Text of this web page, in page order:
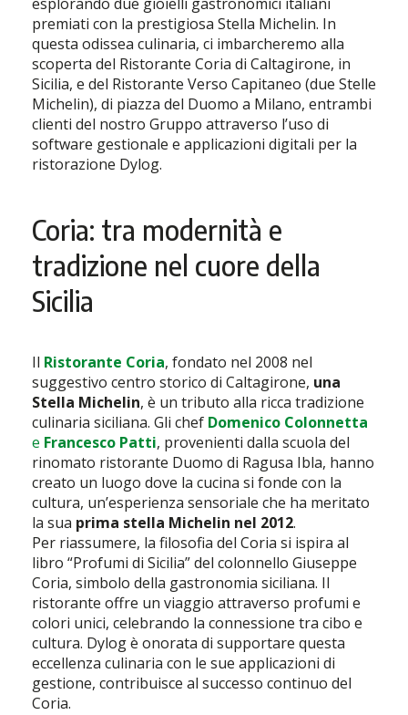
premiati con la prestigiosa Stella Michelin. In
questa odissea culinaria, ci imbarcheremo alla
scoperta del Ristorante Coria di Caltagirone, in
Sicilia, e del Ristorante Verso Capitaneo (due Stelle
Michelin), di piazza del Duomo a Milano, entrambi
clienti del nostro Gruppo attraverso l’uso di
software gestionale e applicazioni digitali per la
ristorazione Dylog.
Coria: tra modernità e
tradizione nel cuore della
Sicilia
Il Ristorante Coria, fondato nel 2008 nel
suggestivo centro storico di Caltagirone, una
Stella Michelin, è un tributo alla ricca tradizione
culinaria siciliana. Gli chef Domenico Colonnetta
e Francesco Patti, provenienti dalla scuola del
rinomato ristorante Duomo di Ragusa Ibla, hanno
creato un luogo dove la cucina si fonde con la
cultura, un’esperienza sensoriale che ha meritato
la sua prima stella Michelin nel 2012.
Per riassumere, la filosofia del Coria si ispira al
libro “Profumi di Sicilia” del colonnello Giuseppe
Coria, simbolo della gastronomia siciliana. Il
ristorante offre un viaggio attraverso profumi e
colori unici, celebrando la connessione tra cibo e
cultura. Dylog è onorata di supportare questa
eccellenza culinaria con le sue applicazioni di
gestione, contribuisce al successo continuo del
Coria.